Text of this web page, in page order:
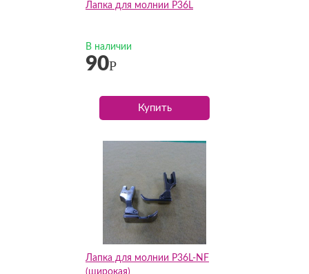
Лапка для молнии P36L
В наличии
90Р
Купить
Лапка для молнии P36L-NF
(широкая)